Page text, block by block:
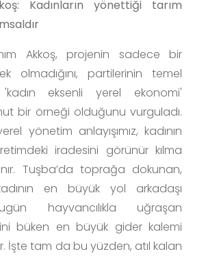
Kadınların yönettiği tarım
Akkoş, projenin sadece bir
olmadığını, partilerinin temel
eksenli yerel ekonomi'
bir örneği olduğunu vurguladı.
yönetim anlayışımız, kadının
iradesini görünür kılma
Tuşba’da toprağa dokunan,
en büyük yol arkadaşı
hayvancılıkla uğraşan
büken en büyük gider kalemi
İşte tam da bu yüzden, atıl kalan